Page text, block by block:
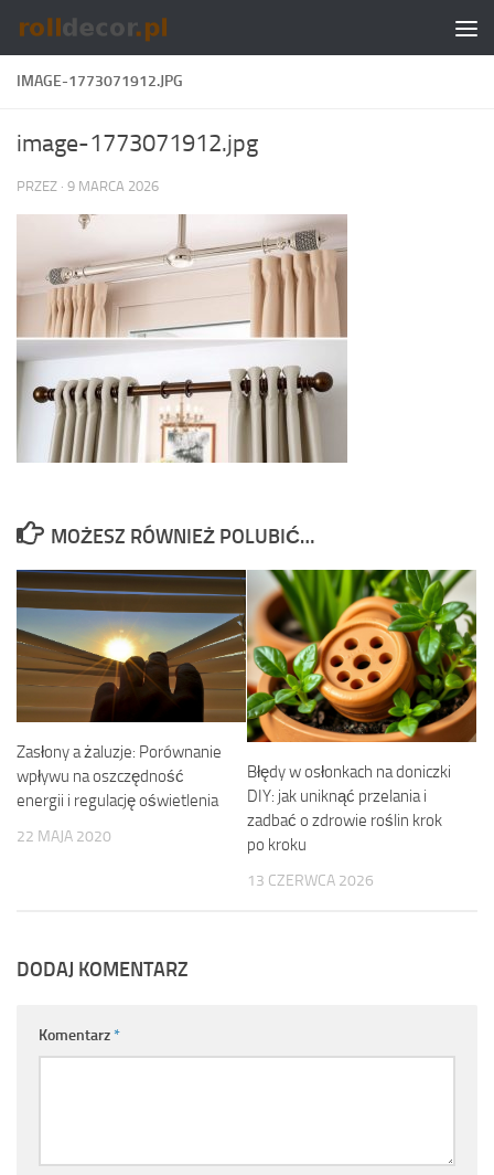
Skip to content
IMAGE-1773071912.JPG
image-1773071912.jpg
PRZEZ · 9 MARCA 2026
MOŻESZ RÓWNIEŻ POLUBIĆ…
Zasłony a żaluzje: Porównanie
wpływu na oszczędność
energii i regulację oświetlenia
22 MAJA 2020
Błędy w osłonkach na doniczki
DIY: jak uniknąć przelania i
zadbać o zdrowie roślin krok
po kroku
13 CZERWCA 2026
DODAJ KOMENTARZ
Komentarz*